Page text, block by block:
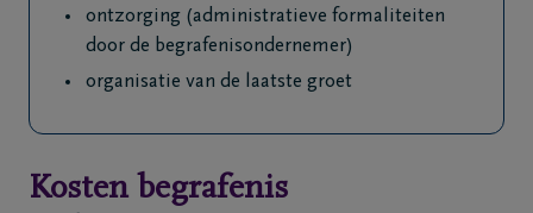
ontzorging (administratieve formaliteiten
door de begrafenisondernemer)
organisatie van de laatste groet
Kosten begrafenis